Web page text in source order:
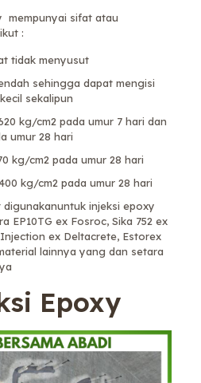
mempunyai sifat atau
:
tidak menyusut
sehingga dapat mengisi
sekalipun
kg/cm2 pada umur 7 hari dan
umur 28 hari
kg/cm2 pada umur 28 hari
kg/cm2 pada umur 28 hari
injeksi epoxy
EP10TG ex Fosroc, Sika 752 ex
ex Deltacrete, Estorex
lainnya yang dan setara
Epoxy